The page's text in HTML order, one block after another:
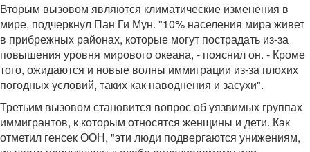
Вторым вызовом являются климатические изменения в
мире, подчеркнул Пан Ги Мун. "10% населения мира живет
в прибрежных районах, которые могут пострадать из-за
повышения уровня мирового океана, - пояснил он. - Кроме
того, ожидаются и новые волны иммиграции из-за плохих
погодных условий, таких как наводнения и засухи".
Третьим вызовом становится вопрос об уязвимых группах
иммигрантов, к которым относятся женщины и дети. Как
отметил генсек ООН, "эти люди подвергаются унижениям,